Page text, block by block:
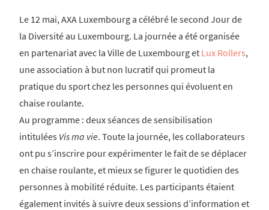
Le 12 mai, AXA Luxembourg a célébré le second Jour de
la Diversité au Luxembourg. La journée a été organisée
en partenariat avec la Ville de Luxembourg et Lux Rollers,
une association à but non lucratif qui promeut la
pratique du sport chez les personnes qui évoluent en
chaise roulante.
Au programme : deux séances de sensibilisation
intitulées Vis ma vie. Toute la journée, les collaborateurs
ont pu s’inscrire pour expérimenter le fait de se déplacer
en chaise roulante, et mieux se figurer le quotidien des
personnes à mobilité réduite. Les participants étaient
également invités à suivre deux sessions d’information et